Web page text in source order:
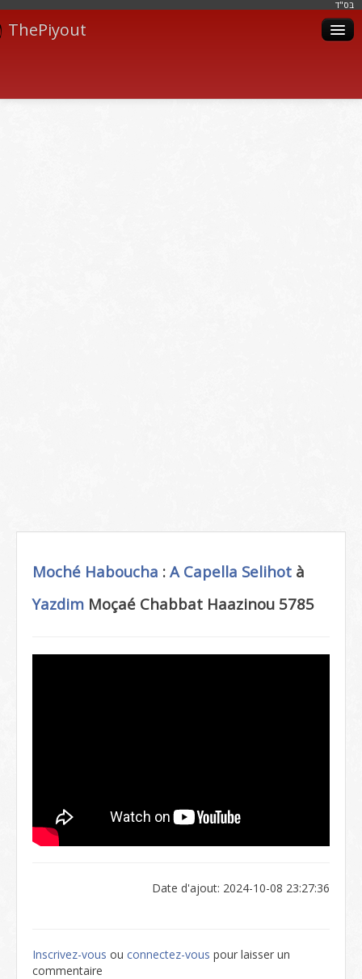
בּס"ד
ThePiyout
Moché Haboucha : A Capella Selihot à
Yazdim Moçaé Chabbat Haazinou 5785
Date d'ajout: 2024-10-08 23:27:36
Inscrivez-vous ou connectez-vous pour laisser un
commentaire